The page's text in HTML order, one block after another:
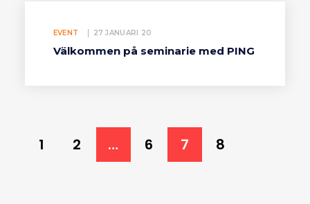
EVENT 27 JANUARI 20
Välkommen på seminarie med PING
1 2 … 6 7 8